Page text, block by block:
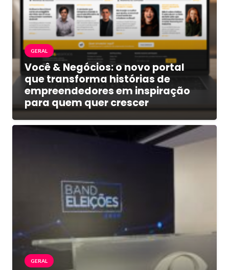
GERAL
Você & Negócios: o novo portal
que transforma histórias de
empreendedores em inspiração
para quem quer crescer
GERAL